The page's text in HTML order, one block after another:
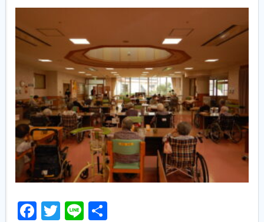
Facebook
Twitter
Line